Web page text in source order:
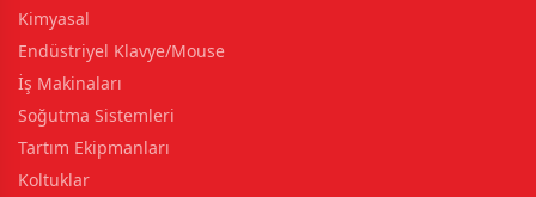
Kimyasal
Endüstriyel Klavye/Mouse
İş Makinaları
Soğutma Sistemleri
Tartım Ekipmanları
Koltuklar